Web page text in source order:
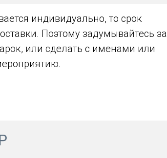
индивидуально, то срок
Поэтому задумывайтесь за
или сделать с именами или